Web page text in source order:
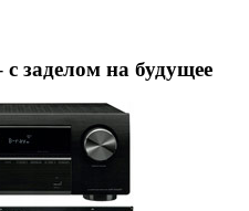
заделом на будущее